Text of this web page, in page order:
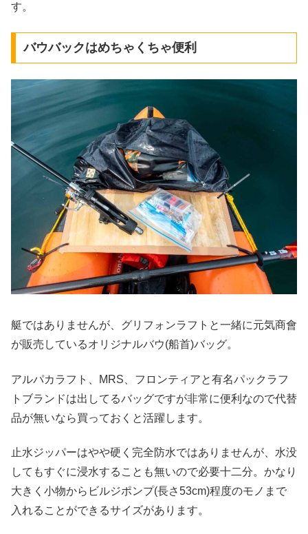
す。
バウバックはめちゃくちゃ便利
艇ではありませんが、グリフォンラフトと一緒に元気商會
が販売しているオリジナルバウ(船首)バッグ。
アルパカラフト、MRS、フロンティアと有名パックラフ
トブランドは出してるバッグですが非常に便利なので代替
品が無いなら買っておくと活躍します。
止水ジッパーはやや硬く完全防水ではありませんが、水没
してもすぐに浸水することも無いので必要十二分。かなり
大きく小物からビルジポンプ(長さ53cm)程度のモノまで
入れることができるサイズがあります。